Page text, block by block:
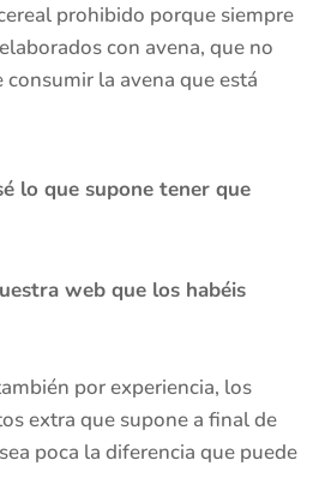
prohibido porque siempre
con avena, que no
la avena que está
lo que supone tener que
web que los habéis
por experiencia, los
extra que supone a final de
poca la diferencia que puede